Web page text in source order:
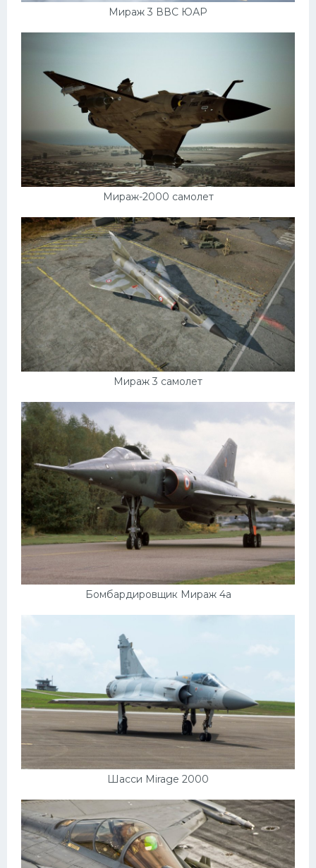
Мираж 3 ВВС ЮАР
Мираж-2000 самолет
Мираж 3 самолет
Бомбардировщик Мираж 4а
Шасси Mirage 2000